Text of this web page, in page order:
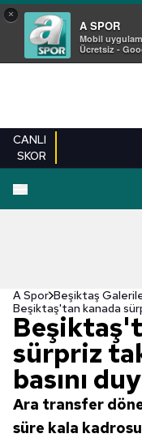
×
A SPOR
Mobil
Ücretsiz -
CANLI
SKOR
EN YENILER
A Spor Beşiktaş
Beşiktaş'tan kanada
sürpriz
basını
Ara transfer
süre kala